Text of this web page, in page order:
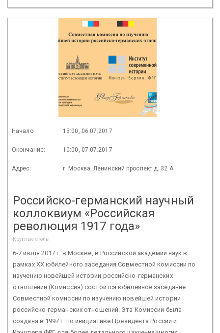
Начало: 15:00, 06.07.2017
Окончание: 10:00, 07.07.2017
Адрес: г. Москва, Ленинский проспект д. 32 А
Российско-германский научный
коллоквиум «Российская
революция 1917 года»
Круглые столы
6-7 июля 2017 г. в Москве, в Российской академии наук в
рамках XХ юбилейного заседания Совместной комиссии по
изучению новейшей истории российско-германских
отношений (Комиссия) состоится юбилейное заседание
Совместной комиссии по изучению новейшей истории
российско-германских отношений. Эта Комиссии была
создана в 1997 г. по инициативе Президента России и